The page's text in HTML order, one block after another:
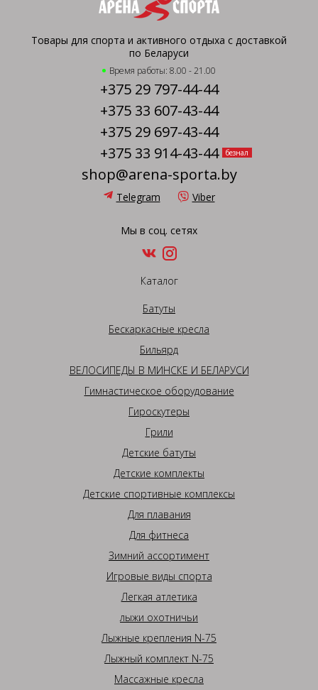
Товары для спорта и активного отдыха с доставкой
по Беларуси
Время работы: 8.00 - 21.00
+375 29 797-44-44
+375 33 607-43-44
+375 29 697-43-44
+375 33 914-43-44
безнал
shop@arena-sporta.by
Telegram Viber
Мы в соц. сетях
Каталог
Батуты
Бескаркасные кресла
Бильярд
ВЕЛОСИПЕДЫ В МИНСКЕ И БЕЛАРУСИ
Гимнастическое оборудование
Гироскутеры
Грили
Детские батуты
Детские комплекты
Детские спортивные комплексы
Для плавания
Для фитнеса
Зимний ассортимент
Игровые виды спорта
Легкая атлетика
лыжи охотничьи
Лыжные крепления N-75
Лыжный комплект N-75
Массажные кресла